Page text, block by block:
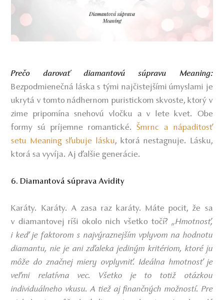
Prečo darovať diamantovú súpravu Meaning:
Bezpodmienečná láska s tými najčistejšími úmyslami je
ukrytá v tomto nádhernom puristickom skvoste, ktorý v
zime pripomína snehovú vločku a v lete kvet. Obe
formy sú príjemne romantické.Šmrnc a nápaditosť
setu Meaning sľubuje lásku, ktorá nestagnuje. Lásku,
ktorá sa vyvíja. Aj ďalšie generácie.
6. Diamantová súprava Avidity
Karáty. Karáty. A zasa raz karáty. Máte pocit, že sa
v diamantovej ríši okolo nich všetko točí? „Hmotnosť,
i keď je faktorom s najvýraznejším vplyvom na hodnotu
diamantu, nie je ani zďaleka jediným kritériom, ktoré ju
môže do značnej miery ovplyvniť. Ideálna hmotnosť je
veľmi relatívna vec. Všetko je to totiž otázkou
individuálneho vkusu. A tiež aj finančných možností. Pre